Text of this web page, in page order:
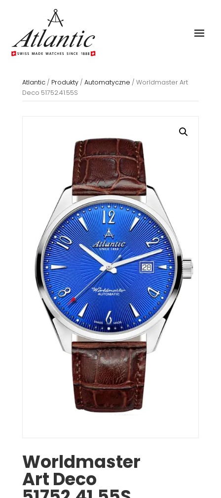
Atlantic/ Produkty/ Automatyczne / Worldmaster Art
Deco 51752.41.55S
Worldmaster
Art Deco